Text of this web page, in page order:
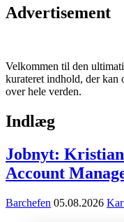
Advertisement
Velkommen til den
kurateret indhold, der kan
over hele verden.
Indlæg
Jobnyt:
Account
Barchefen 05.08.2026